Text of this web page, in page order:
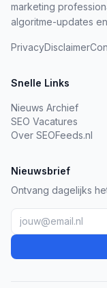
marketing
algoritme-updates
PrivacyDisclaimer
Snelle Links
Nieuws Archief
SEO Vacatures
Over SEOFeeds.nl
Nieuwsbrief
Ontvang dagelijks